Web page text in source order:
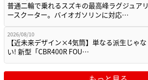
普通二輪で乗れるスズキの最高峰ラグジュアリ
ースクーター。バイオガソリンに対応…
2026/08/10
【近未来デザイン×4気筒】単なる派生じゃな
い! 新型「CBR400R FOU…